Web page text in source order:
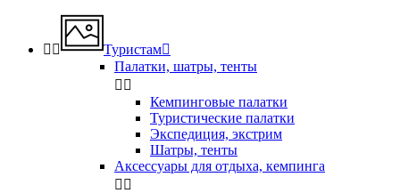
  Туристам
Палатки, шатры, тенты
 
Кемпинговые палатки
Туристические палатки
Экспедиция, экстрим
Шатры, тенты
Аксессуары для отдыха, кемпинга
 